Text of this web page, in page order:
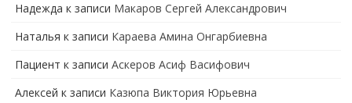
Надежда к записи Макаров Сергей Александрович
Наталья к записи Караева Амина Онгарбиевна
Пациент к записи Аскеров Асиф Васифович
Алексей к записи Казюпа Виктория Юрьевна